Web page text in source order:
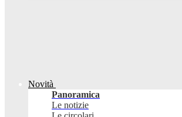
Novità
Panoramica
Le notizie